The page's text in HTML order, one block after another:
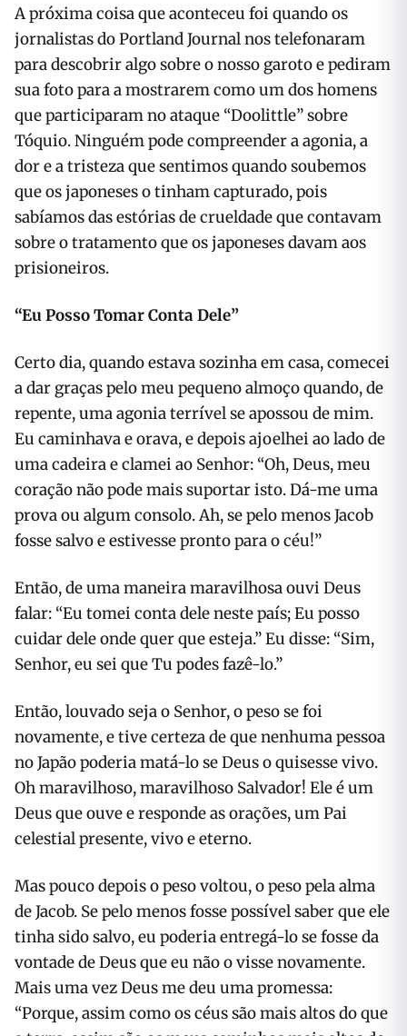
A próxima coisa que aconteceu foi quando os
jornalistas do Portland Journal nos telefonaram
para descobrir algo sobre o nosso garoto e pediram
sua foto para a mostrarem como um dos homens
que participaram no ataque “Doolittle” sobre
Tóquio. Ninguém pode compreender a agonia, a
dor e a tristeza que sentimos quando soubemos
que os japoneses o tinham capturado, pois
sabíamos das estórias de crueldade que contavam
sobre o tratamento que os japoneses davam aos
prisioneiros.
“Eu Posso Tomar Conta Dele”
Certo dia, quando estava sozinha em casa, comecei
a dar graças pelo meu pequeno almoço quando, de
repente, uma agonia terrível se apossou de mim.
Eu caminhava e orava, e depois ajoelhei ao lado de
uma cadeira e clamei ao Senhor: “Oh, Deus, meu
coração não pode mais suportar isto. Dá-me uma
prova ou algum consolo. Ah, se pelo menos Jacob
fosse salvo e estivesse pronto para o céu!”
Então, de uma maneira maravilhosa ouvi Deus
falar: “Eu tomei conta dele neste país; Eu posso
cuidar dele onde quer que esteja.” Eu disse: “Sim,
Senhor, eu sei que Tu podes fazê-lo.”
Então, louvado seja o Senhor, o peso se foi
novamente, e tive certeza de que nenhuma pessoa
no Japão poderia matá-lo se Deus o quisesse vivo.
Oh maravilhoso, maravilhoso Salvador! Ele é um
Deus que ouve e responde as orações, um Pai
celestial presente, vivo e eterno.
Mas pouco depois o peso voltou, o peso pela alma
de Jacob. Se pelo menos fosse possível saber que ele
tinha sido salvo, eu poderia entregá-lo se fosse da
vontade de Deus que eu não o visse novamente.
Mais uma vez Deus me deu uma promessa:
“Porque, assim como os céus são mais altos do que